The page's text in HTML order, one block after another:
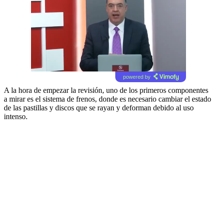
powered by
A la hora de empezar la revisión, uno de los primeros componentes
a mirar es el sistema de frenos, donde es necesario cambiar el estado
de las pastillas y discos que se rayan y deforman debido al uso
intenso.